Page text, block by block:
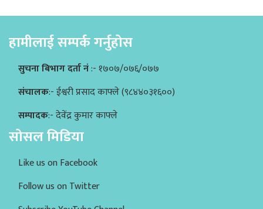
हामीलाई सम्पर्क गर्नुहोस
सुचना बिभाग दर्ता नं:- १७०७/०७६/०७७
संचालक:- ईश्वरी प्रसाद काफ्ले (९८४४०३१६००)
सम्पादक:- देवेंद्र कुमार काफ्ले
सोसल मिडिया
Like us on Facebook
Follow us on Twitter